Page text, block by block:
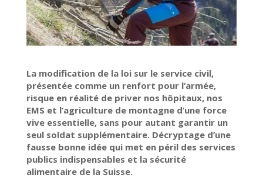
La modification de la loi sur le service civil,
présentée comme un renfort pour l’armée,
risque en réalité de priver nos hôpitaux, nos
EMS et l’agriculture de montagne d’une force
vive essentielle, sans pour autant garantir un
seul soldat supplémentaire. Décryptage d’une
fausse bonne idée qui met en péril des services
publics indispensables et la sécurité
alimentaire de la Suisse.